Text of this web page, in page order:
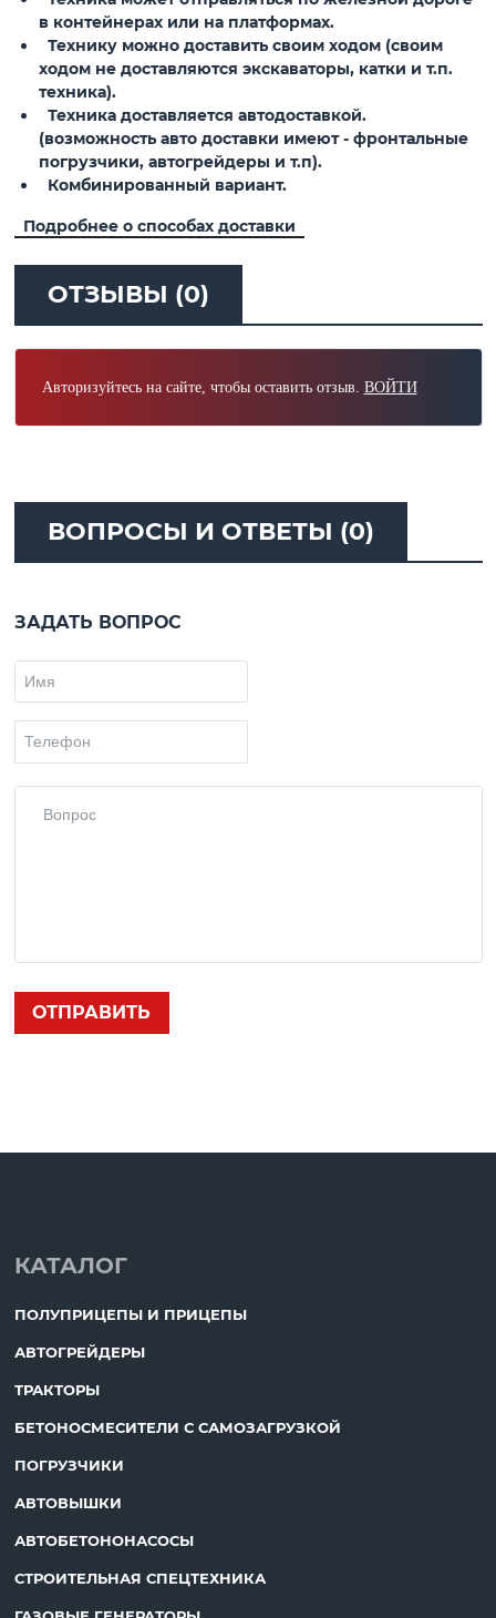
в контейнерах или на платформах.
Технику можно доставить своим ходом (своим
ходом не доставляются экскаваторы, катки и т.п.
техника).
Техника доставляется автодоставкой.
(возможность авто доставки имеют - фронтальные
погрузчики, автогрейдеры и т.п).
Комбинированный вариант.
Подробнее о способах доставки
ОТЗЫВЫ (0)
Авторизуйтесь на сайте, чтобы оставить отзыв. ВОЙТИ
ВОПРОСЫ И ОТВЕТЫ (0)
ЗАДАТЬ ВОПРОС
КАТАЛОГ
ПОЛУПРИЦЕПЫ И ПРИЦЕПЫ
АВТОГРЕЙДЕРЫ
ТРАКТОРЫ
БЕТОНОСМЕСИТЕЛИ С САМОЗАГРУЗКОЙ
ПОГРУЗЧИКИ
АВТОВЫШКИ
АВТОБЕТОНОНАСОСЫ
СТРОИТЕЛЬНАЯ СПЕЦТЕХНИКА